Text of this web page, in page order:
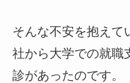
そんな不安を抱えて
社から大学での就職
診があったのです。